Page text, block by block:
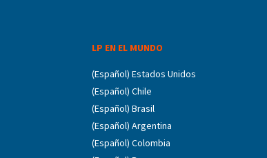
LP EN EL MUNDO
(Español) Estados Unidos
(Español) Chile
(Español) Brasil
(Español) Argentina
(Español) Colombia